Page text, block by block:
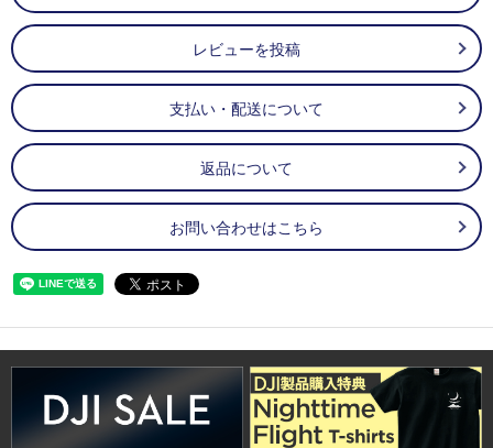
レビューを投稿
支払い・配送について
返品について
お問い合わせはこちら